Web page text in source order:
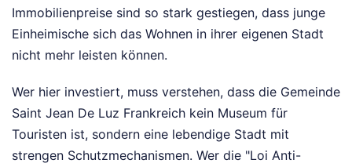
Immobilienpreise sind so stark gestiegen, dass junge
Einheimische sich das Wohnen in ihrer eigenen Stadt
nicht mehr leisten können.
Wer hier investiert, muss verstehen, dass die Gemeinde
Saint Jean De Luz Frankreich kein Museum für
Touristen ist, sondern eine lebendige Stadt mit
strengen Schutzmechanismen. Wer die "Loi Anti-